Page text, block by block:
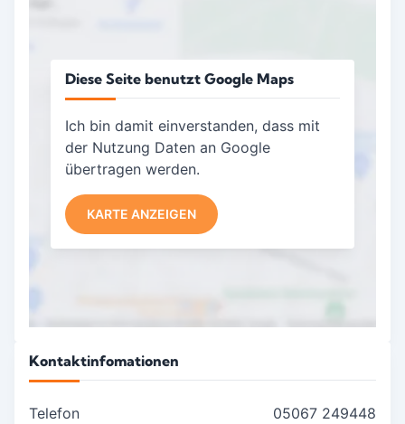
Diese Seite benutzt Google Maps
Ich bin damit einverstanden, dass mit
der Nutzung Daten an Google
übertragen werden.
KARTE ANZEIGEN
Kontaktinfomationen
Telefon
05067 249448